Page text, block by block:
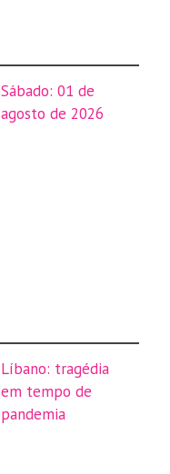
Sábado: 01 de
agosto de 2026
Líbano: tragédia
em tempo de
pandemia